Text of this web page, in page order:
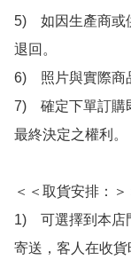
5)　如因生產商或
退回。
6)　照片與實際商
7)　確定下單訂購
最終決定之權利。
＜＜取貨安排：＞
1)　可選擇到本店
寄送，客人在收